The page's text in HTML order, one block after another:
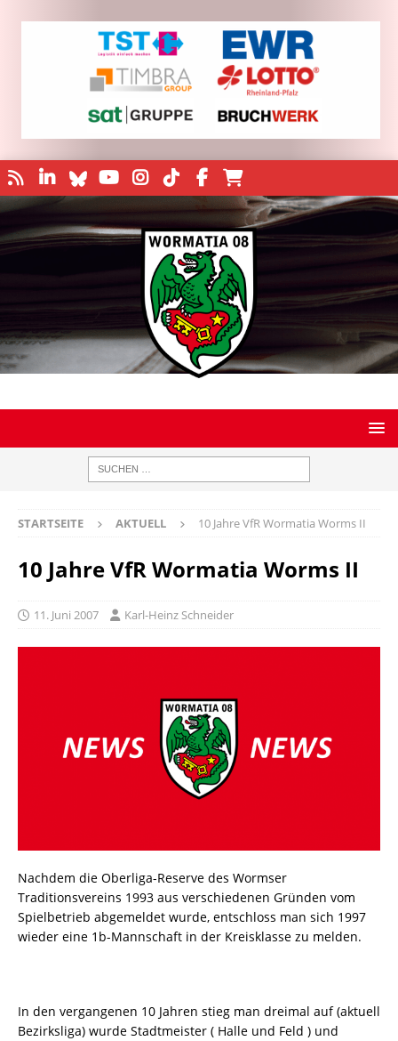
STARTSEITE AKTUELL 10 Jahre VfR Wormatia Worms II
10 Jahre VfR Wormatia Worms II
11. Juni 2007 Karl-Heinz Schneider
Nachdem die Oberliga-Reserve des Wormser
Traditionsvereins 1993 aus verschiedenen Gründen vom
Spielbetrieb abgemeldet wurde, entschloss man sich 1997
wieder eine 1b-Mannschaft in der Kreisklasse zu melden.
In den vergangenen 10 Jahren stieg man dreimal auf (aktuell
Bezirksliga) wurde Stadtmeister ( Halle und Feld ) und